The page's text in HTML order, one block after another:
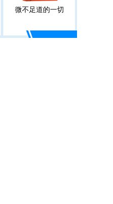
微不足道的一切